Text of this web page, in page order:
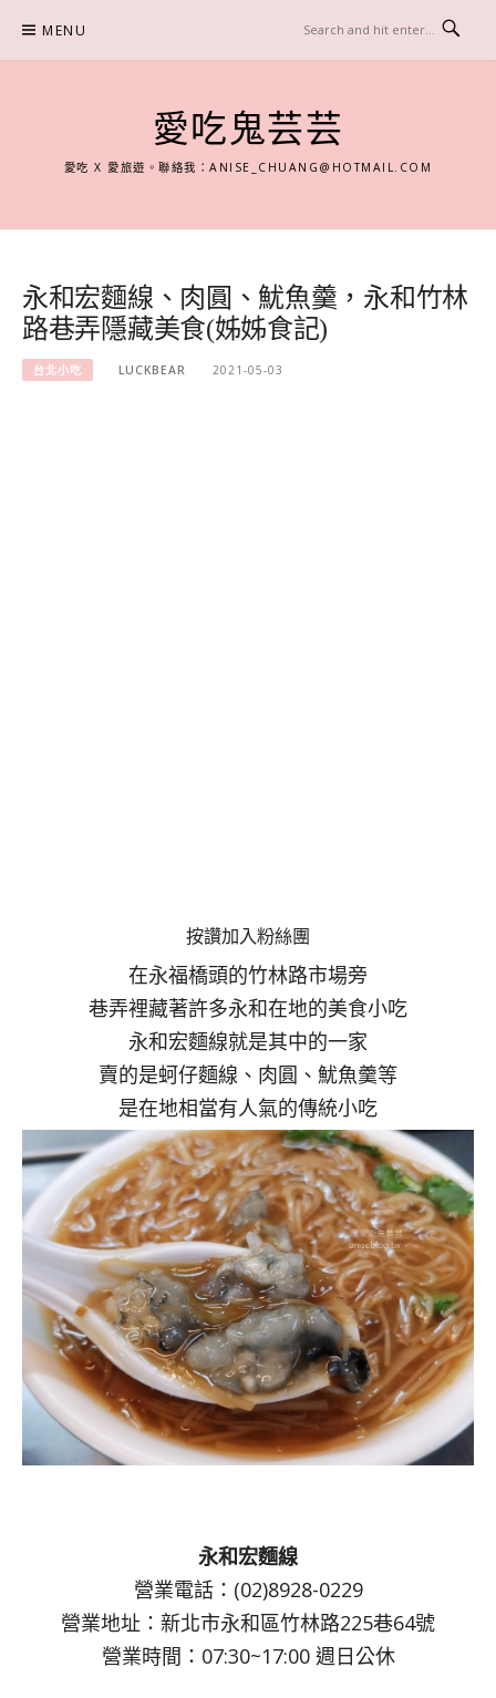
content
MENU
愛吃鬼芸芸
愛吃 X 愛旅遊。聯絡我：ANISE_CHUANG@HOTMAIL.COM
永和宏麵線、肉圓、魷魚羹，永和竹林
路巷弄隱藏美食(姊姊食記)
台北小吃 LUCKBEAR 2021-05-03
按讚加入粉絲團
在永福橋頭的竹林路市場旁
巷弄裡藏著許多永和在地的美食小吃
永和宏麵線就是其中的一家
賣的是蚵仔麵線、肉圓、魷魚羹等
是在地相當有人氣的傳統小吃
永和宏麵線
營業電話：(02)8928-0229
營業地址：新北市永和區竹林路225巷64號
營業時間：07:30~17:00 週日公休